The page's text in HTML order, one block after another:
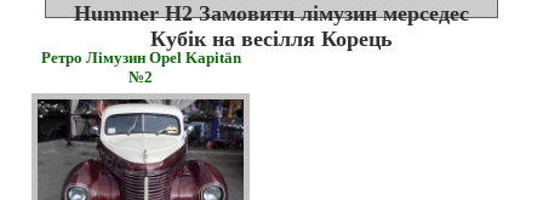
Hummer H2 Замовити лімузин мерседес
Кубік на весілля Корець
Ретро Лімузин Opel Kapitän
№2